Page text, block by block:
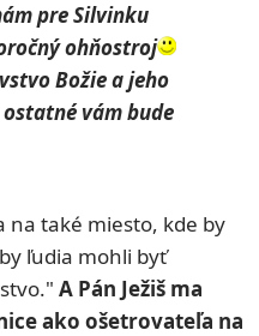
pre Silvinku
ohňostroj
Božie a jeho
vám bude
na také miesto, kde by
ľudia mohli byť
A Pán Ježiš ma
ako ošetrovateľa na